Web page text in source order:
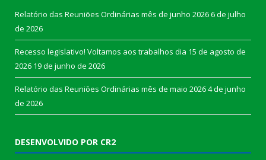
Relatório das Reuniões Ordinárias mês de junho 20266 de julho
de 2026
Recesso legislativo! Voltamos aos trabalhos dia 15 de agosto de
2026 19 de junho de 2026
Relatório das Reuniões Ordinárias mês de maio 20264 de junho
de 2026
DESENVOLVIDO POR CR2